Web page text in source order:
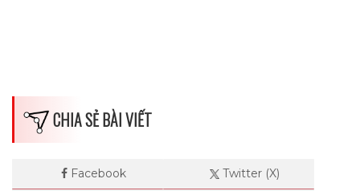
CHIA SẺ BÀI VIẾT
Facebook Twitter (X)
Dimensions